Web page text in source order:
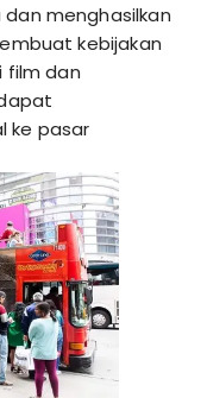
menghasilkan
kebijakan
film dan
ke pasar